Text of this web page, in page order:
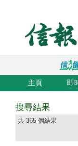
主頁 即
搜尋結果
共 365 個結果